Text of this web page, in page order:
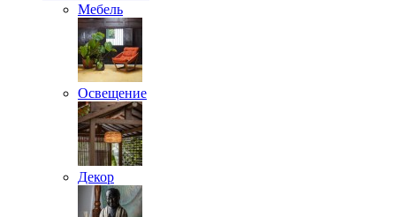
Мебель
Освещение
Декор